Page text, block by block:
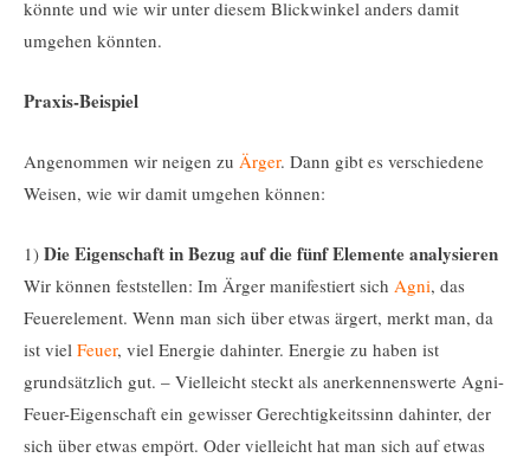
könnte und wie wir unter diesem Blickwinkel anders damit
umgehen könnten.
Praxis-Beispiel
Angenommen wir neigen zu Ärger. Dann gibt es verschiedene
Weisen, wie wir damit umgehen können:
1) Die Eigenschaft in Bezug auf die fünf Elemente analysieren
Wir können feststellen: Im Ärger manifestiert sich Agni, das
Feuerelement. Wenn man sich über etwas ärgert, merkt man, da
ist viel Feuer, viel Energie dahinter. Energie zu haben ist
grundsätzlich gut. – Vielleicht steckt als anerkennenswerte Agni-
Feuer-Eigenschaft ein gewisser Gerechtigkeitssinn dahinter, der
sich über etwas empört. Oder vielleicht hat man sich auf etwas